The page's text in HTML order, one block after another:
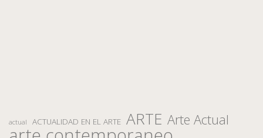
actual ACTUALIDAD EN EL ARTE ARTE Arte Actual